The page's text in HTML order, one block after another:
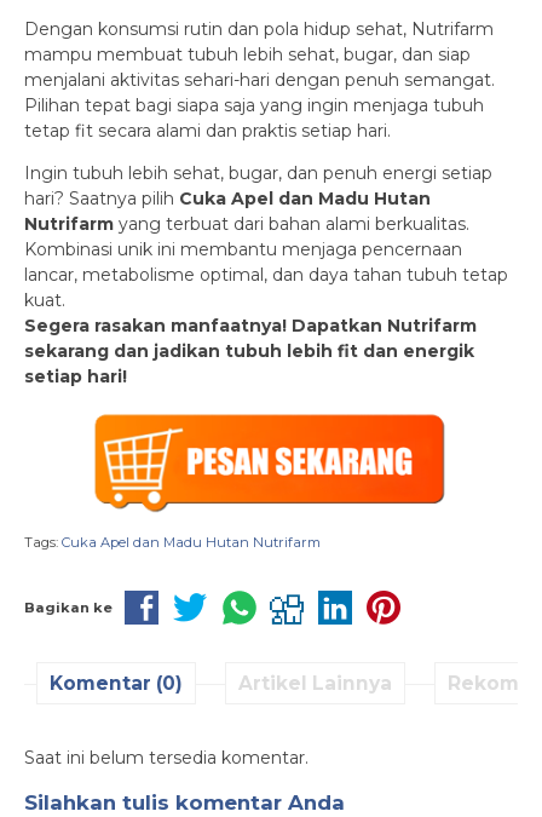
Dengan konsumsi rutin dan pola hidup sehat, Nutrifarm
mampu membuat tubuh lebih sehat, bugar, dan siap
menjalani aktivitas sehari-hari dengan penuh semangat.
Pilihan tepat bagi siapa saja yang ingin menjaga tubuh
tetap fit secara alami dan praktis setiap hari.
Ingin tubuh lebih sehat, bugar, dan penuh energi setiap
hari? Saatnya pilih Cuka Apel dan Madu Hutan
Nutrifarm yang terbuat dari bahan alami berkualitas.
Kombinasi unik ini membantu menjaga pencernaan
lancar, metabolisme optimal, dan daya tahan tubuh tetap
kuat.
Segera rasakan manfaatnya! Dapatkan Nutrifarm
sekarang dan jadikan tubuh lebih fit dan energik
setiap hari!
Tags: Cuka Apel dan Madu Hutan Nutrifarm
Bagikan ke
Komentar (0) Artikel Lainnya
Saat ini belum tersedia komentar.
Silahkan tulis komentar Anda